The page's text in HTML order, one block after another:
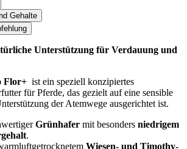
Gehalte
Unterstützung für Verdauung und
Flor+ ist ein speziell konzipiertes
für Pferde, das gezielt auf eine sensible
der Atemwege ausgerichtet ist.
Grünhafer mit besonders niedrigem
.
Wiesen- und Timothy-